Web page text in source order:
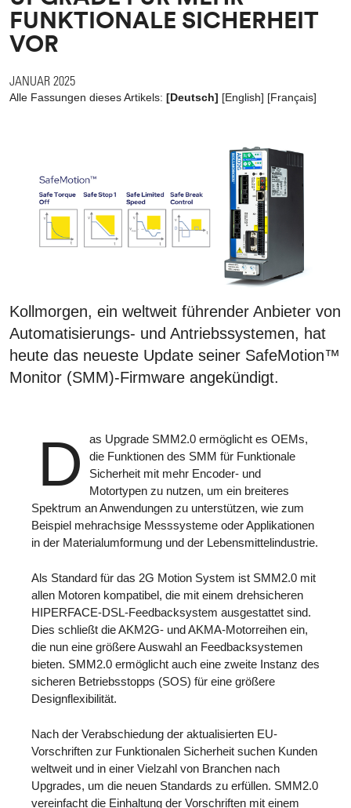
FUNKTIONALE SICHERHEIT
VOR
JANUAR 2025
Alle Fassungen dieses Artikels: [Deutsch] [English] [Français]
Kollmorgen, ein weltweit führender Anbieter von
Automatisierungs- und Antriebssystemen, hat
heute das neueste Update seiner SafeMotion™
Monitor (SMM)-Firmware angekündigt.
D
as Upgrade SMM2.0 ermöglicht es OEMs,
die Funktionen des SMM für Funktionale
Sicherheit mit mehr Encoder- und
Motortypen zu nutzen, um ein breiteres
Spektrum an Anwendungen zu unterstützen, wie zum
Beispiel mehrachsige Messsysteme oder Applikationen
in der Materialumformung und der Lebensmittelindustrie.
Als Standard für das 2G Motion System ist SMM2.0 mit
allen Motoren kompatibel, die mit einem drehsicheren
HIPERFACE-DSL-Feedbacksystem ausgestattet sind.
Dies schließt die AKM2G- und AKMA-Motorreihen ein,
die nun eine größere Auswahl an Feedbacksystemen
bieten. SMM2.0 ermöglicht auch eine zweite Instanz des
sicheren Betriebsstopps (SOS) für eine größere
Designflexibilität.
Nach der Verabschiedung der aktualisierten EU-
Vorschriften zur Funktionalen Sicherheit suchen Kunden
weltweit und in einer Vielzahl von Branchen nach
Upgrades, um die neuen Standards zu erfüllen. SMM2.0
vereinfacht die Einhaltung der Vorschriften mit einem